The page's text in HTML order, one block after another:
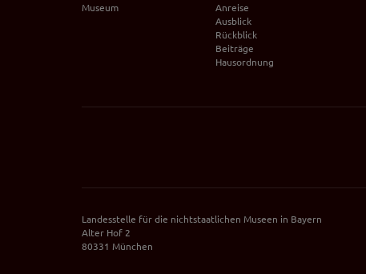
Museum
Anreise
Ausblick
Rückblick
Beiträge
Hausordnung
Landesstelle für die nichtstaatlichen Museen in Bayern
Alter Hof 2
80331 München